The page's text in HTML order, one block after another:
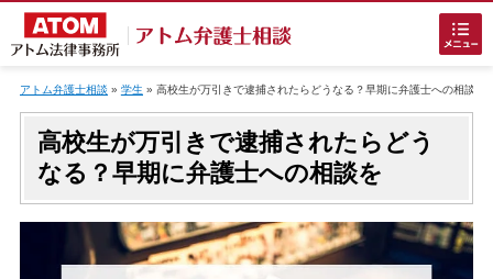
ホームに戻る
アトム弁護士相談 » 学生 » 高校生が万引きで逮捕されたらどうなる？早期に弁護士への相談を
高校生が万引きで逮捕されたらどう
なる？早期に弁護士への相談を